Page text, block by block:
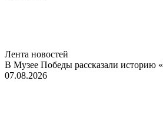
Лента новостей
В Музее Победы рассказали историю
07.08.2026